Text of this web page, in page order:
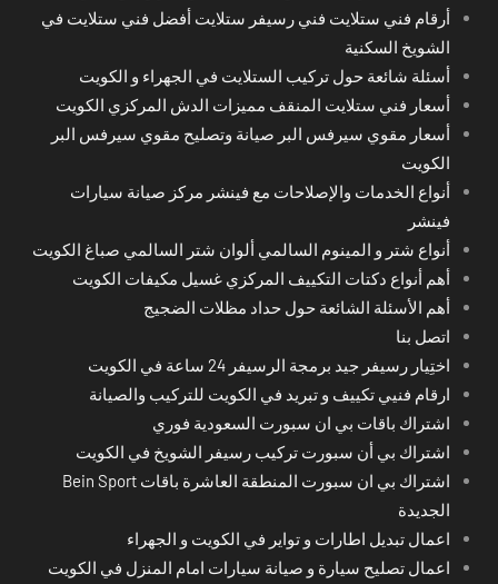
أرقام فني ستلايت فني رسيفر ستلايت أفضل فني ستلايت في
الشويخ السكنية
أسئلة شائعة حول تركيب الستلايت في الجهراء و الكويت
أسعار فني ستلايت المنقف مميزات الدش المركزي الكويت
أسعار مقوي سيرفس البر صيانة وتصليح مقوي سيرفس البر
الكويت
أنواع الخدمات والإصلاحات مع فينشر مركز صيانة سيارات
فينشر
أنواع شتر و المينوم السالمي ألوان شتر السالمي صباغ الكويت
أهم أنواع دكتات التكييف المركزي غسيل مكيفات الكويت
أهم الأسئلة الشائعة حول حداد مظلات الضجيج
اتصل بنا
اختِيار رسيفر جيد برمجة الرسيفر 24 ساعة في الكويت
ارقام فنيي تكييف و تبريد في الكويت للتركيب والصيانة
اشتراك باقات بي ان سبورت السعودية فوري
اشتراك بي أن سبورت تركيب رسيفر الشويخ في الكويت
اشتراك بي ان سبورت المنطقة العاشرة باقات Bein Sport
الجديدة
اعمال تبديل اطارات و تواير في الكويت و الجهراء
اعمال تصليح سيارة و صيانة سيارات امام المنزل في الكويت